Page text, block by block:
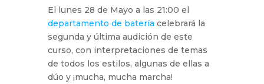
El lunes 28 de Mayo a las 21:00 el
departamento de batería celebrará la
segunda y última audición de este
curso, con interpretaciones de temas
de todos los estilos, algunas de ellas a
dúo y ¡mucha, mucha marcha!